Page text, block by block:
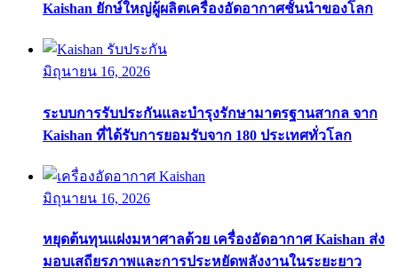
Kaishan ยักษ์ใหญ่ผู้ผลิตเครื่องอัดอากาศชั้นนำของโลก
มิถุนายน 16, 2026
ระบบการรับประกันและบำรุงรักษามาตรฐานสากล จาก
Kaishan ที่ได้รับการยอมรับจาก 180 ประเทศทั่วโลก
มิถุนายน 16, 2026
หยุดต้นทุนแฝงมหาศาลด้วย เครื่องอัดอากาศ Kaishan ส่ง
มอบเสถียรภาพและการประหยัดพลังงานในระยะยาว